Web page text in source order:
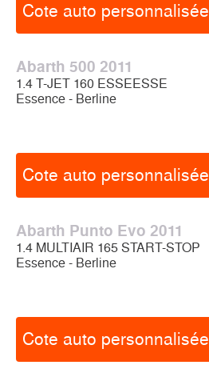
Cote auto personnalisée
Abarth 500 2011
1.4 T-JET 160 ESSEESSE
Essence - Berline
Cote auto personnalisée
Abarth Punto Evo 2011
1.4 MULTIAIR 165 START-STOP
Essence - Berline
Cote auto personnalisée